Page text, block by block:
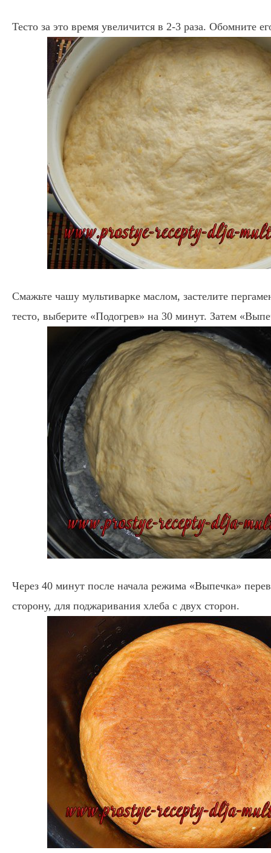
Тесто за это время увеличится в 2-3 раза. Обомните
Смажьте чашу мультиварке маслом, застелите
тесто, выберите «Подогрев» на 30 минут. Затем
Через 40 минут после начала режима «Выпечка»
сторону, для поджаривания хлеба с двух сторон.